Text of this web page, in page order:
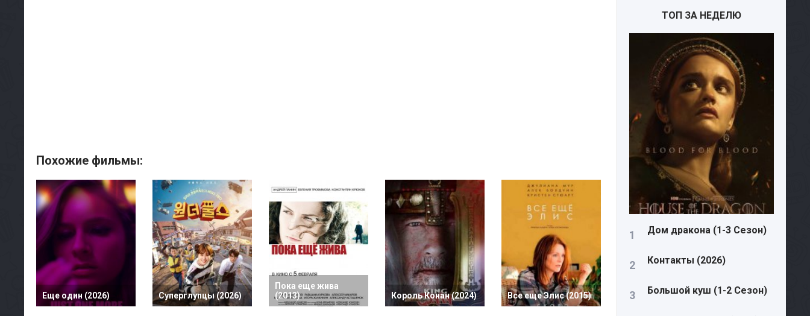
Похожие фильмы:
Еще один (2026) Суперглупцы (2026)
Пока еще жива
(2013)
Король Конан (2024) Все еще Элис (2015)
ТОП ЗА НЕДЕЛЮ
Дом дракона (1-3 Сезон)
Контакты (2026)
Большой куш (1-2 Сезон)